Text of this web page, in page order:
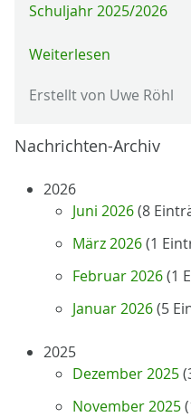
Schuljahr 2025/2026
Weiterlesen
Erstellt von Uwe Röhl
Nachrichten-Archiv
2026
Juni 2026(8
März 2026(1
Februar 2026(1
Januar 2026(5
2025
Dezember 2025
November 2025